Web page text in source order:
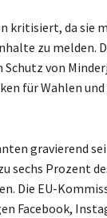
kritisiert, da sie
zu melden.
von
für Wahlen
gravierend
sechs Prozent
Die EU-
Facebook,